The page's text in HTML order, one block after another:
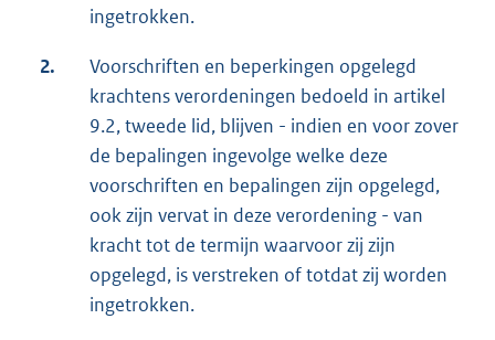
ingetrokken.
2.
Voorschriften en beperkingen opgelegd
krachtens verordeningen bedoeld in artikel
9.2, tweede lid, blijven - indien en voor zover
de bepalingen ingevolge welke deze
voorschriften en bepalingen zijn opgelegd,
ook zijn vervat in deze verordening - van
kracht tot de termijn waarvoor zij zijn
opgelegd, is verstreken of totdat zij worden
ingetrokken.